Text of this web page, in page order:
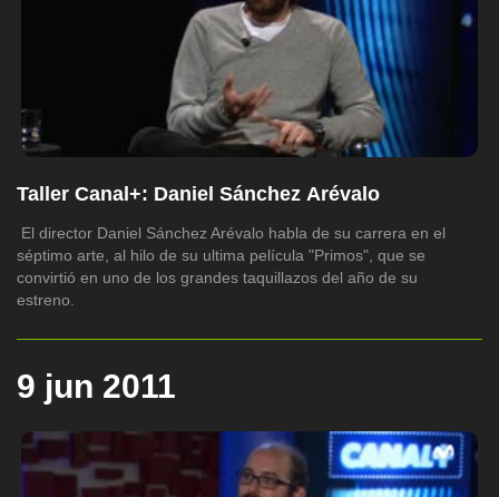
Taller Canal+: Daniel Sánchez Arévalo
El director Daniel Sánchez Arévalo habla de su carrera en el
séptimo arte, al hilo de su ultima película "Primos", que se
convirtió en uno de los grandes taquillazos del año de su
estreno.
9 jun 2011